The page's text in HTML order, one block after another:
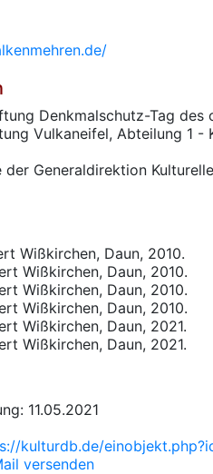
Denkmalschutz-Tag des
Vulkaneifel, Abteilung 1 -
Generaldirektion
Wißkirchen, Daun, 2010.
Wißkirchen, Daun, 2010.
Wißkirchen, Daun, 2010.
Wißkirchen, Daun, 2010.
Wißkirchen, Daun, 2021.
Wißkirchen, Daun, 2021.
11.05.2021
kulturdb.de/
versenden